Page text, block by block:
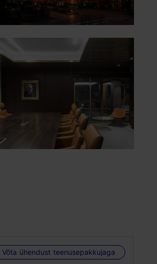
Võta ühendust teenusepakkujaga